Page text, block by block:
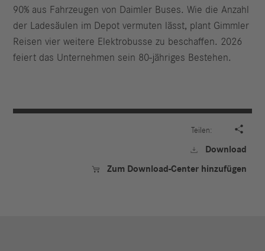
90% aus Fahrzeugen von Daimler Buses. Wie die Anzahl
der Ladesäulen im Depot vermuten lässt, plant Gimmler
Reisen vier weitere Elektrobusse zu beschaffen. 2026
feiert das Unternehmen sein 80-jähriges Bestehen.
Teilen: 
 Download
 Zum Download-Center hinzufügen